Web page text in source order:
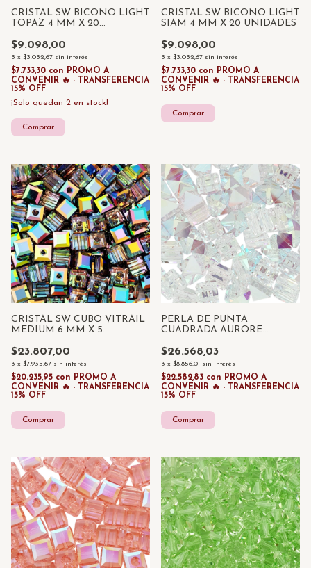
CRISTAL SW BICONO LIGHT
TOPAZ 4 MM X 20
$9.098,00
3 x $3.032,67 sin interés
$7.733,30 con PROMO A
CONVENIR 🔥 - TRANSFERENCIA
15% OFF
¡Solo quedan 2 en stock!
CRISTAL SW BICONO LIGHT
SIAM 4 MM X 20 UNIDADES
$9.098,00
3 x $3.032,67 sin interés
$7.733,30 con PROMO A
CONVENIR 🔥 - TRANSFERENCIA
15% OFF
CRISTAL SW CUBO VITRAIL
MEDIUM 6 MM X 5
$23.807,00
3 x $7.935,67 sin interés
$20.235,95 con PROMO A
CONVENIR 🔥 - TRANSFERENCIA
15% OFF
PERLA DE PUNTA
CUADRADA AURORE
$26.568,03
3 x $8.856,01 sin interés
$22.582,83 con PROMO A
CONVENIR 🔥 - TRANSFERENCIA
15% OFF